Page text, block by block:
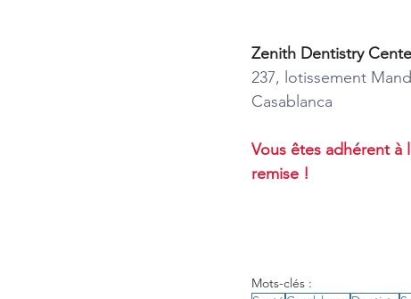
Zenith Dentistry
237, lotissement
Casablanca
Vous êtes adhérent à
remise !
Mots-clés :